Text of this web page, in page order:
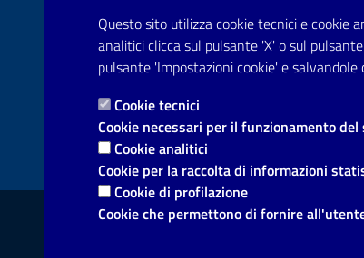
Questo sito utilizza cookie tecnici e cookie
analitici clicca sul pulsante 'X' o sul
pulsante 'Impostazioni cookie' e
Cookie tecnici
Cookie necessari per il funzionamento del
Cookie analitici
Cookie per la raccolta di informazioni
Cookie di profilazione
Cookie che permettono di fornire
Link utili
Informativa privacy